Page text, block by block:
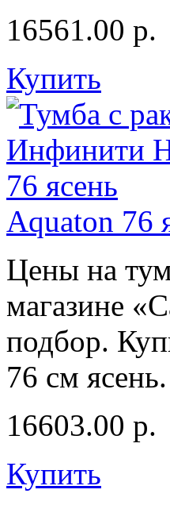
16561.00 р.
Купить
Aquaton 76
Цены на
магазине
подбор.
76 см
16603.00 р.
Купить